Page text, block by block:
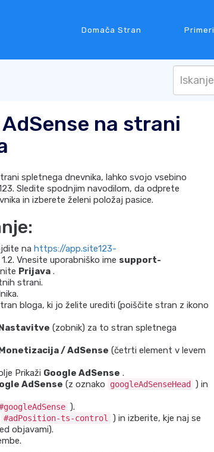
Domača Stran Primeri
na strani
spletnega dnevnika, lahko svojo vsebino
Sledite spodnjim navodilom, da odprete
in izberete želeni položaj pasice.
na https://app.site123-
1.2. Vnesite uporabniško ime support-
Prijava .
strani.
bloga, ki jo želite urediti (poiščite stran z ikono
(zobnik) za to stran spletnega
/ AdSense (četrti element v levem
Prikaži Google AdSense .
AdSense (z oznako googleAdSenseHead
) in
).
#adPosition-ts-control
) in izberite, kje naj se
objavami).